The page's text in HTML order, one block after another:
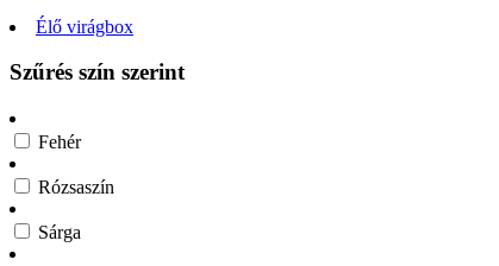
Élő virágbox
Szűrés szín szerint
Fehér
Rózsaszín
Sárga